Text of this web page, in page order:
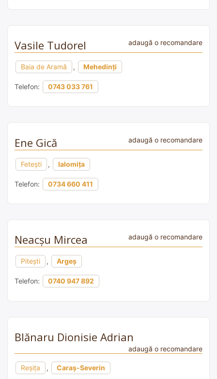
Vasile Tudorel adaugă o recomandare
Baia de Aramă , Mehedinți
Telefon: 0743 033 761
Ene Gică adaugă o recomandare
Fetești , Ialomița
Telefon: 0734 660 411
Neacșu Mircea adaugă o recomandare
Pitești , Argeș
Telefon: 0740 947 892
Blănaru Dionisie Adrian
adaugă o recomandare
Reşiţa , Caraș-Severin